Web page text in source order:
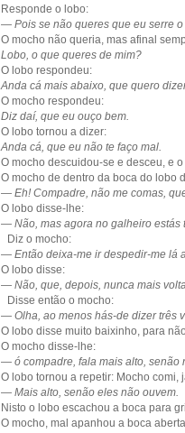
Responde o lobo:
— Pois se não queres que eu serre
O mocho não queria, mas afinal
Lobo, o que queres de mim?
O lobo respondeu:
Anda cá mais abaixo, que quero
O mocho respondeu:
Diz daí, que eu ouço bem.
O lobo tornou a dizer:
Anda cá, que eu não te faço mal.
O mocho descuidou-se e desceu, e
O mocho de dentro da boca do lobo
— Eh! Compadre, não me comas,
O lobo disse-lhe:
— Não, mas agora no galheiro estás
Diz o mocho:
— Então deixa-me ir despedir-me
O lobo disse:
— Não, que, depois, nunca mais
Disse então o mocho:
— Olha, ao menos hás-de dizer três
O lobo disse muito baixinho, para
O mocho disse-lhe:
— ó compadre, fala mais alto, senão
O lobo tornou a repetir: Mocho comi,
— Mais alto, senão eles não ouvem.
Nisto o lobo escachou a boca para
O mocho, mal apanhou a boca